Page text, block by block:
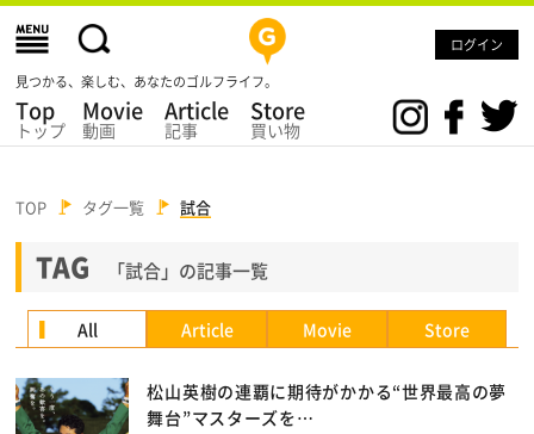
ログイン
見つかる、楽しむ、あなたのゴルフライフ。
Top
トップ
Movie
動画
Article
記事
Store
買い物
TOP タグ一覧 試合
TAG 「試合」の記事一覧
All Article Movie Store
松山英樹の連覇に期待がかかる“世界最高の夢
舞台”マスターズを…